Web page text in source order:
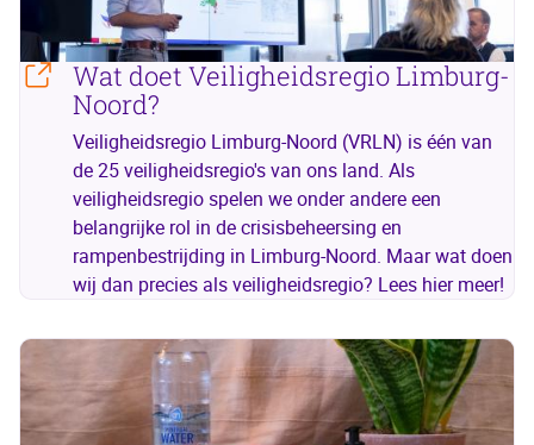
Wat doet Veiligheidsregio Limburg-
Noord?
Veiligheidsregio Limburg-Noord (VRLN) is één van
de 25 veiligheidsregio's van ons land. Als
veiligheidsregio spelen we onder andere een
belangrijke rol in de crisisbeheersing en
rampenbestrijding in Limburg-Noord. Maar wat doen
wij dan precies als veiligheidsregio? Lees hier meer!